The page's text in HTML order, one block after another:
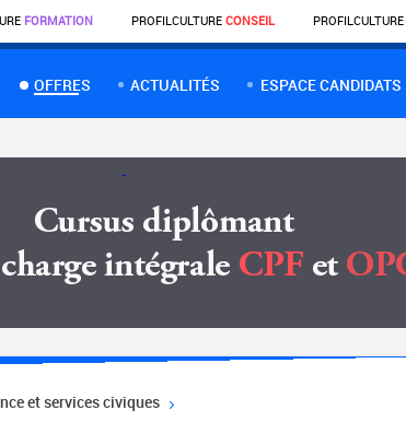
FORMATION PROFILCULTURE CONSEIL PROFILCULTURE
OFFRES ACTUALITÉS ESPACE CANDIDATS
et services civiques